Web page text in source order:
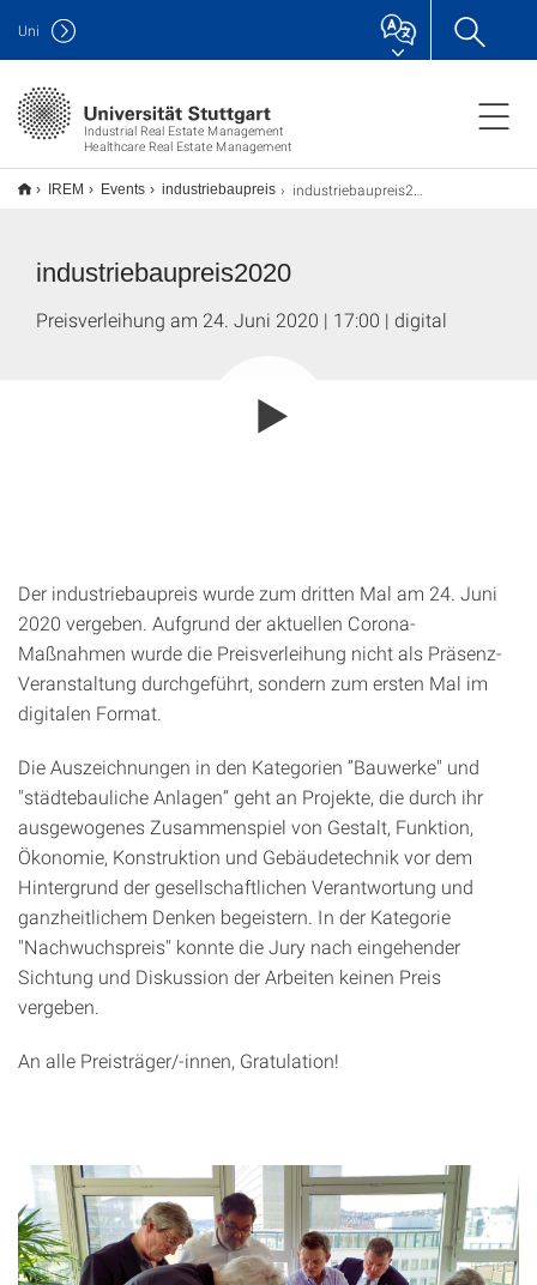
Industrial Real Estate Management
Healthcare Real Estate Management
Uni
IREM Events industriebaupreis industriebaupreis2020
industriebaupreis2020
Preisverleihung am 24. Juni 2020 | 17:00 | digital
Der industriebaupreis wurde zum dritten Mal am 24. Juni
2020 vergeben. Aufgrund der aktuellen Corona-
Maßnahmen wurde die Preisverleihung nicht als Präsenz-
Veranstaltung durchgeführt, sondern zum ersten Mal im
digitalen Format.
Die Auszeichnungen in den Kategorien ”Bauwerke" und
"städtebauliche Anlagen“ geht an Projekte, die durch ihr
ausgewogenes Zusammenspiel von Gestalt, Funktion,
Ökonomie, Konstruktion und Gebäudetechnik vor dem
Hintergrund der gesellschaftlichen Verantwortung und
ganzheitlichem Denken begeistern. In der Kategorie
"Nachwuchspreis" konnte die Jury nach eingehender
Sichtung und Diskussion der Arbeiten keinen Preis
vergeben.
An alle Preisträger/-innen, Gratulation!